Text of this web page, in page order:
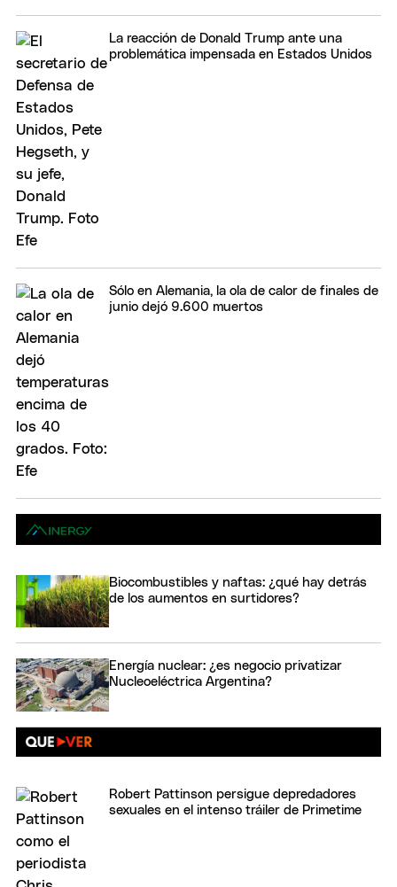
La reacción de Donald Trump ante una
problemática impensada en Estados Unidos
Sólo en Alemania, la ola de calor de finales de
junio dejó 9.600 muertos
Biocombustibles y naftas: ¿qué hay detrás
de los aumentos en surtidores?
Energía nuclear: ¿es negocio privatizar
Nucleoeléctrica Argentina?
Robert Pattinson persigue depredadores
sexuales en el intenso tráiler de Primetime